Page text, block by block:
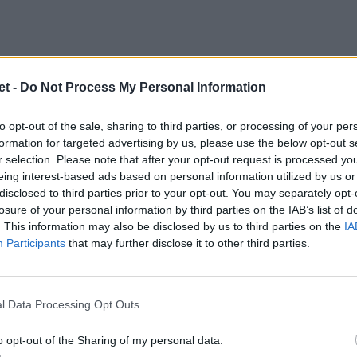
- Do Not Process My Personal Information
opt-out of the sale, sharing to third parties, or processing of your
for targeted advertising by us, please use the below opt-out
selection. Please note that after your opt-out request is processed
interest-based ads based on personal information utilized by us
to third parties prior to your opt-out. You may separately
of your personal information by third parties on the IAB’s list of
This information may also be disclosed by us to third parties on the
Participants that may further disclose it to other third parties.
Data Processing Opt Outs
opt-out of the Sharing of my personal data.
il più equilibrato di tutte le 9